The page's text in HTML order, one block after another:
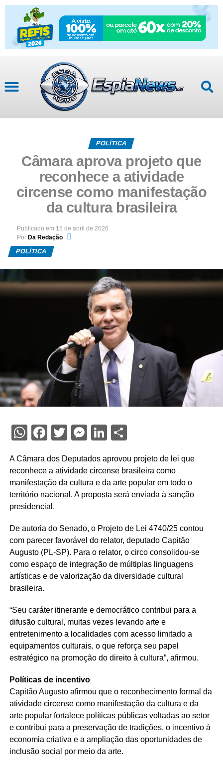
POLÍTICA
Câmara aprova projeto que
reconhece a atividade
circense como manifestação
da cultura brasileira
Publicado em 15 de abril de 2026
Por Da Redação
POLÍTICA
WhatsApp
Facebook
Twitter
Messenger
LinkedIn
Share
A Câmara dos Deputados aprovou projeto de lei que
reconhece a atividade circense brasileira como
manifestação da cultura e da arte popular em todo o
território nacional. A proposta será enviada à sanção
presidencial.
De autoria do Senado, o Projeto de Lei 4740/25 contou
com parecer favorável do relator, deputado Capitão
Augusto (PL-SP). Para o relator, o circo consolidou-se
como espaço de integração de múltiplas linguagens
artísticas e de valorização da diversidade cultural
brasileira.
“Seu caráter itinerante e democrático contribui para a
difusão cultural, muitas vezes levando arte e
entretenimento a localidades com acesso limitado a
equipamentos culturais, o que reforça seu papel
estratégico na promoção do direito à cultura”, afirmou.
Políticas de incentivo
Capitão Augusto afirmou que o reconhecimento formal da
atividade circense como manifestação da cultura e da
arte popular fortalece políticas públicas voltadas ao setor
e contribui para a preservação de tradições, o incentivo à
economia criativa e a ampliação das oportunidades de
inclusão social por meio da arte.